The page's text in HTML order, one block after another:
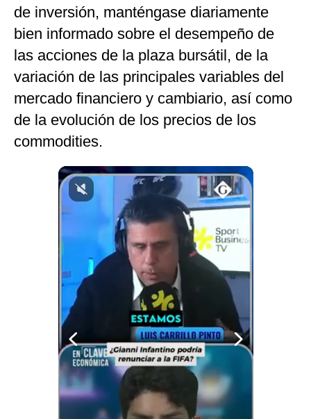
México
España
Internacional
Club del Suscriptor
Mix
G de Gestión
Notas Contratadas
Gestión TV
Fotogalerías
de inversión, manténgase diariamente
bien informado sobre el desempeño de
las acciones de la plaza bursátil, de la
variación de las principales variables del
mercado financiero y cambiario, así como
de la evolución de los precios de los
commodities.